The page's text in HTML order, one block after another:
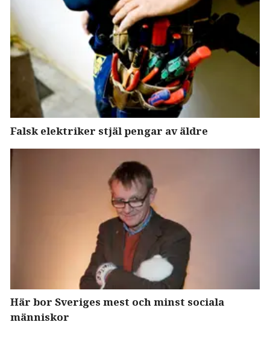
Falsk elektriker stjäl pengar av äldre
Här bor Sveriges mest och minst sociala
människor